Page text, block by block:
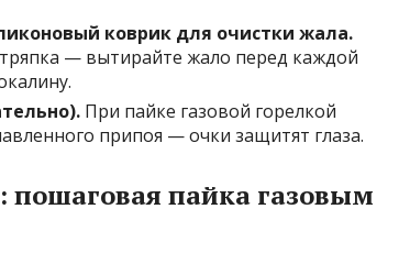
коврик для очистки жала.
— вытирайте жало перед каждой
При пайке газовой горелкой
припоя — очки защитят глаза.
пошаговая пайка газовым